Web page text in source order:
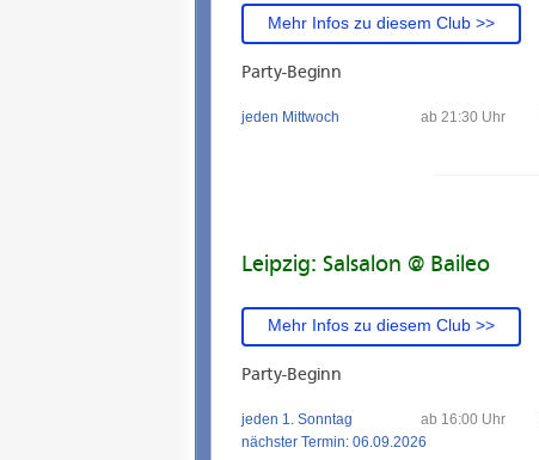
Mehr Infos zu diesem Club >>
Party-Beginn
jeden Mittwoch ab 21:30 Uhr
Leipzig: Salsalon @ Baileo
Mehr Infos zu diesem Club >>
Party-Beginn
jeden 1. Sonntag
nächster Termin: 06.09.2026
ab 16:00 Uhr